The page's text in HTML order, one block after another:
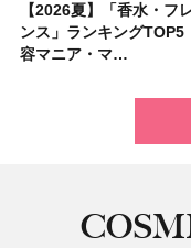
【2026夏】「香水・フ
ンス」ランキングTOP5
容マニア・マ…
【クリスマスコフレ
リニークのホリデーコフ
挙紹介！ 人気…
【2026年夏】汗・皮脂
ファンデーション20選
でも崩れない…
【2026夏】「リップケ
ンキングTOP5！＜美容
集団・マキア…
【2026夏】「インナー
サプリ」ランキング
美容マニア集…
【最新】髪のうねり・広
くせ毛におすすめのシャ
17選
【フォロー＆いいねで当
中国割烹旅館 掬水亭の
を1組2名様にプ…
【全色レビュー】ケイ
ウブラウンアイズ限定色
イエベ・ブルベ別…